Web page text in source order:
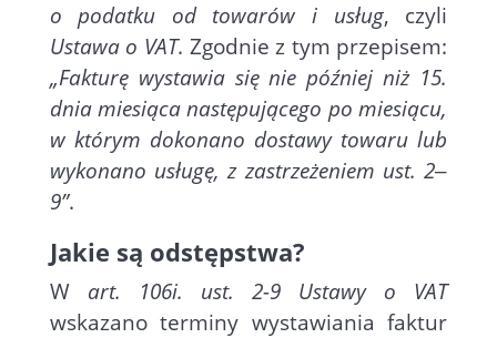
o podatku od towarów i usług, czyli
Ustawa o VAT. Zgodnie z tym przepisem:
„Fakturę wystawia się nie później niż 15.
dnia miesiąca następującego po miesiącu,
w którym dokonano dostawy towaru lub
wykonano usługę, z zastrzeżeniem ust. 2‒
9”.
Jakie są odstępstwa?
W art. 106i. ust. 2-9 Ustawy o VAT
wskazano terminy wystawiania faktur